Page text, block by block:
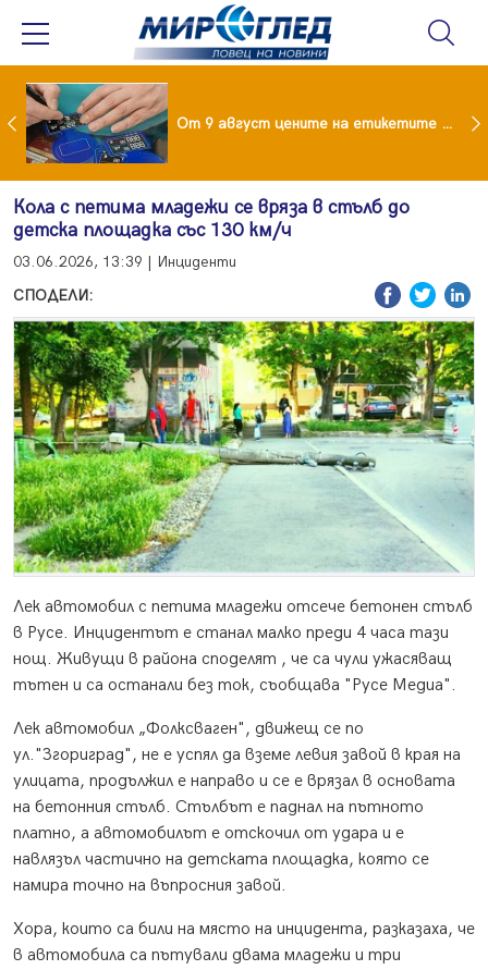
Проект за изграждане на 13-етажна "мегаджамия" разгневи жителите на Лондон От 9 август цените на етикетите само в евро
Кола с петима младежи се вряза в стълб до
детска площадка със 130 км/ч
03.06.2026, 13:39 | Инциденти
СПОДЕЛИ:
Лек автомобил с петима младежи отсече бетонен стълб
в Русе. Инцидентът е станал малко преди 4 часа тази
нощ. Живущи в района споделят , че са чули ужасяващ
тътен и са останали без ток, съобщава "Русе Медиа".
Лек автомобил „Фолксваген", движещ се по
ул."Згориград", не е успял да вземе левия завой в края на
улицата, продължил е направо и се е врязал в основата
на бетонния стълб. Стълбът е паднал на пътното
платно, а автомобилът е отскочил от удара и е
навлязъл частично на детската площадка, която се
намира точно на въпросния завой.
Хора, които са били на място на инцидента, разказаха, че
в автомобила са пътували двама младежи и три